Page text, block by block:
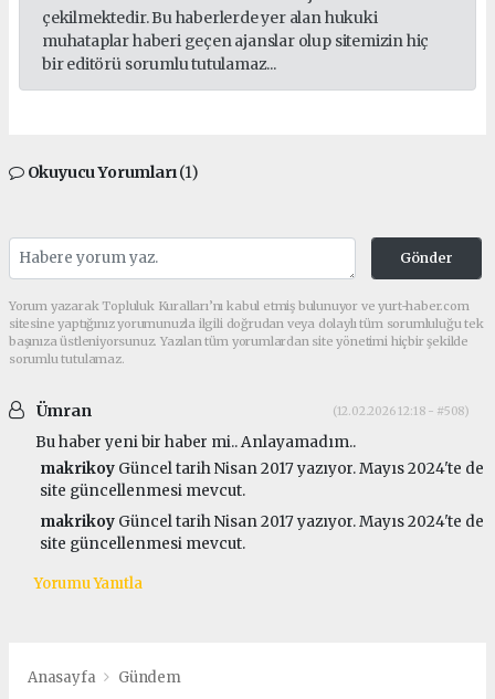
çekilmektedir. Bu haberlerde yer alan hukuki
muhataplar haberi geçen ajanslar olup sitemizin hiç
bir editörü sorumlu tutulamaz...
Okuyucu Yorumları(1)
Gönder
Yorum yazarak Topluluk Kuralları’nı kabul etmiş bulunuyor ve yurt-haber.com
sitesine yaptığınız yorumunuzla ilgili doğrudan veya dolaylı tüm sorumluluğu tek
başınıza üstleniyorsunuz. Yazılan tüm yorumlardan site yönetimi hiçbir şekilde
sorumlu tutulamaz.
Ümran (12.02.2026 12:18 - #508)
Bu haber yeni bir haber mi.. Anlayamadım..
makrikoy Güncel tarih Nisan 2017 yazıyor. Mayıs 2024'te de
site güncellenmesi mevcut.
makrikoy Güncel tarih Nisan 2017 yazıyor. Mayıs 2024'te de
site güncellenmesi mevcut.
Yorumu Yanıtla
Anasayfa Gündem